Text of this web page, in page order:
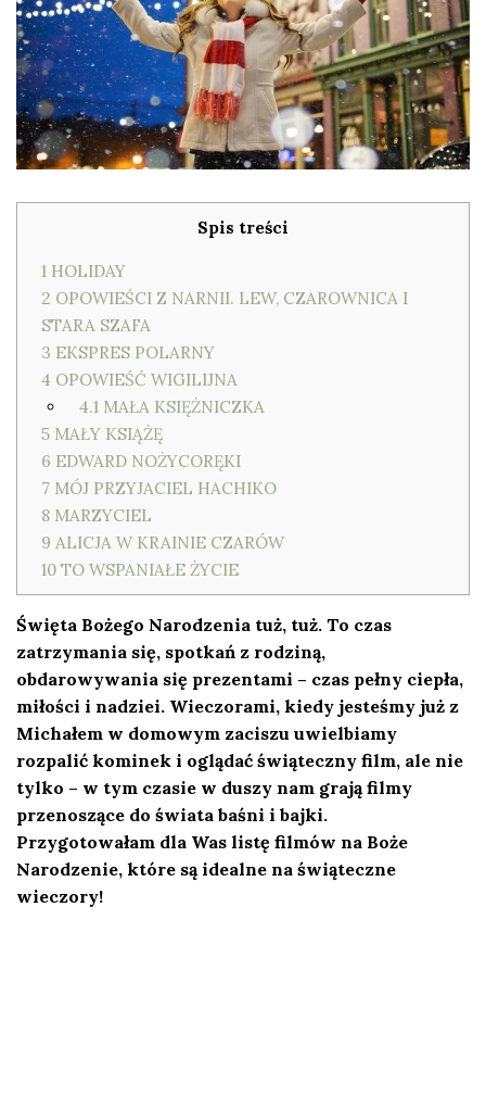
Spis treści
1 HOLIDAY
2 OPOWIEŚCI Z NARNII. LEW, CZAROWNICA I
STARA SZAFA
3 EKSPRES POLARNY
4 OPOWIEŚĆ WIGILIJNA
4.1MAŁA KSIĘŻNICZKA
5 MAŁY KSIĄŻĘ
6 EDWARD NOŻYCORĘKI
7 MÓJ PRZYJACIEL HACHIKO
8 MARZYCIEL
9 ALICJA W KRAINIE CZARÓW
10 TO WSPANIAŁE ŻYCIE
Święta Bożego Narodzenia tuż, tuż. To czas
zatrzymania się, spotkań z rodziną,
obdarowywania się prezentami – czas pełny ciepła,
miłości i nadziei. Wieczorami, kiedy jesteśmy już z
Michałem w domowym zaciszu uwielbiamy
rozpalić kominek i oglądać świąteczny film, ale nie
tylko – w tym czasie w duszy nam grają filmy
przenoszące do świata baśni i bajki.
Przygotowałam dla Was listę filmów na Boże
Narodzenie, które są idealne na świąteczne
wieczory!